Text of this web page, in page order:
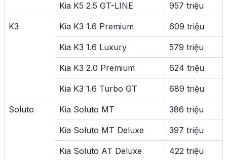
Kia K5 2.5 GT-LINE 957 triệu
K3 Kia K3 1.6 Premium 609 triệu
Kia K3 1.6 Luxury 579 triệu
Kia K3 2.0 Premium 624 triệu
Kia K3 1.6 Turbo GT 689 triệu
Soluto Kia Soluto MT 386 triệu
Kia Soluto MT Deluxe 397 triệu
Kia Soluto AT Deluxe 422 triệu